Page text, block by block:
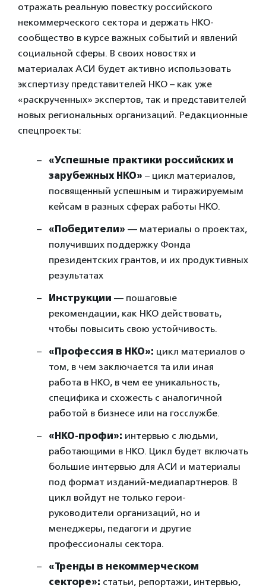
отражать реальную повестку российского
некоммерческого сектора и держать НКО-
сообщество в курсе важных событий и явлений
социальной сферы. В своих новостях и
материалах АСИ будет активно использовать
экспертизу представителей НКО – как уже
«раскрученных» экспертов, так и представителей
новых региональных организаций. Редакционные
спецпроекты:
«Успешные практики российских и
зарубежных НКО» – цикл материалов,
посвященный успешным и тиражируемым
кейсам в разных сферах работы НКО.
«Победители» — материалы о проектах,
получивших поддержку Фонда
президентских грантов, и их продуктивных
результатах
Инструкции — пошаговые
рекомендации, как НКО действовать,
чтобы повысить свою устойчивость.
«Профессия в НКО»: цикл материалов о
том, в чем заключается та или иная
работа в НКО, в чем ее уникальность,
специфика и схожесть с аналогичной
работой в бизнесе или на госслужбе.
«НКО-профи»: интервью с людьми,
работающими в НКО. Цикл будет включать
большие интервью для АСИ и материалы
под формат изданий-медиапартнеров. В
цикл войдут не только герои-
руководители организаций, но и
менеджеры, педагоги и другие
профессионалы сектора.
«Тренды в некоммерческом
секторе»: статьи, репортажи, интервью,